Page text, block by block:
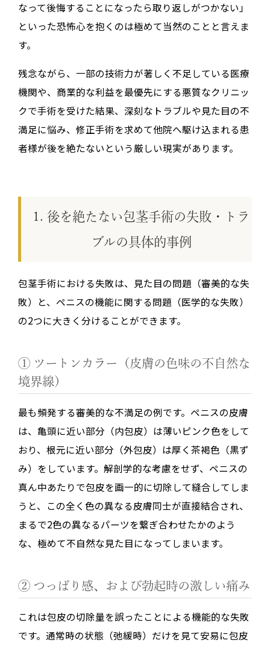
なって後悔することになったら取り返しがつかない」
といった恐怖心を抱くのは極めて当然のことと言えま
す。
残念ながら、一部の技術力が著しく不足している医療
機関や、商業的な利益を最優先にする悪質なクリニッ
クで手術を受けた結果、深刻なトラブルや見た目の不
満足に悩み、修正手術を求めて他院へ駆け込まれる患
者様が後を絶たないという厳しい現実があります。
1. 後を絶たない包茎手術の失敗・トラ
ブルの具体的事例
包茎手術における失敗は、見た目の問題（審美的な失
敗）と、ペニスの機能に関する問題（医学的な失敗）
の2つに大きく分けることができます。
① ツートンカラー（皮膚の色味の不自然な
境界線）
最も頻発する審美的な不満足の例です。ペニスの皮膚
は、亀頭に近い部分（内包皮）は薄いピンク色をして
おり、根元に近い部分（外包皮）は厚く茶褐色（黒ず
み）をしています。解剖学的な考慮をせず、ペニスの
真ん中あたりで包皮を画一的に切除して縫合してしま
うと、この全く色の異なる皮膚同士が直接結合され、
まるで2色の異なるパーツを繋ぎ合わせたかのよう
な、極めて不自然な見た目になってしまいます。
② つっぱり感、および勃起時の激しい痛み
これは包皮の切除量を誤ったことによる機能的な失敗
です。通常時の状態（弛緩時）だけを見て安易に包皮